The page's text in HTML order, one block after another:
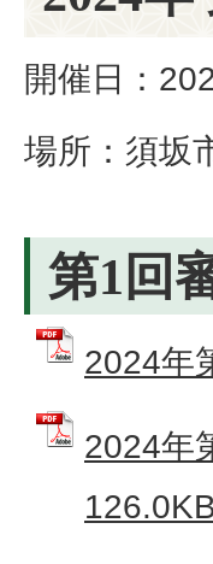
開催日：
場所：須坂
第1回
2024年
2024年